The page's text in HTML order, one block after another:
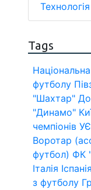
Технологія
Tags
футболу
"Шахтар"
"Динамо"
чемпіонів
Воротар
футбол) ФК
Італія Іспанія
з футболу